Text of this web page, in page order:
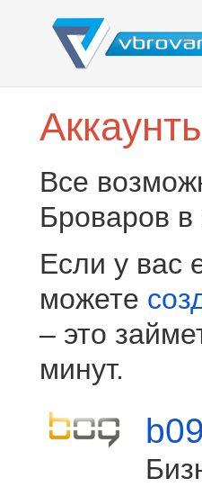
Все
Броваров в
Если у вас
можете
– это
минут.